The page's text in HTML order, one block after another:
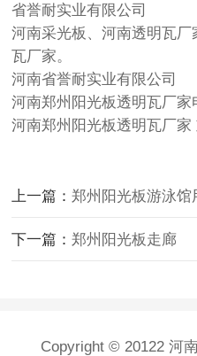
省誉耐实业有限公司
河南采光板、河南透明瓦
瓦厂家。
河南省誉耐实业有限公司
河南郑州阳光板透明瓦厂家
河南郑州阳光板透明瓦厂家
上一篇：郑州阳光板游泳馆
下一篇：郑州阳光板走廊
Copyright © 20122 河